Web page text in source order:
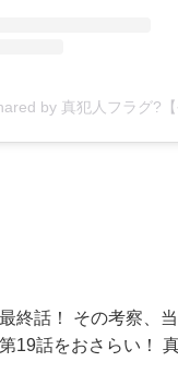
by 真犯人フラグ?
終話！ その考察、
19話をおさらい！